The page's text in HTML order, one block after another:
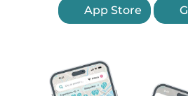
App Store